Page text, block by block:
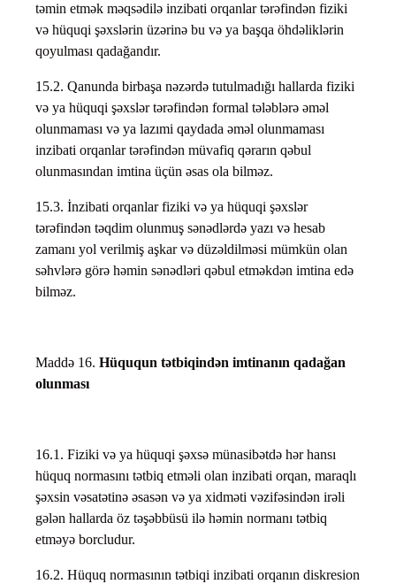
təmin etmək məqsədilə inzibati orqanlar tərəfindən fiziki
və hüquqi şəxslərin üzərinə bu və ya başqa öhdəliklərin
qoyulması qadağandır.
15.2. Qanunda birbaşa nəzərdə tutulmadığı hallarda fiziki
və ya hüquqi şəxslər tərəfindən formal tələblərə əməl
olunmaması və ya lazımi qaydada əməl olunmaması
inzibati orqanlar tərəfindən müvafiq qərarın qəbul
olunmasından imtina üçün əsas ola bilməz.
15.3. İnzibati orqanlar fiziki və ya hüquqi şəxslər
tərəfindən təqdim olunmuş sənədlərdə yazı və hesab
zamanı yol verilmiş aşkar və düzəldilməsi mümkün olan
səhvlərə görə həmin sənədləri qəbul etməkdən imtina edə
bilməz.
Maddə 16. Hüququn tətbiqindən imtinanın qadağan
olunması
16.1. Fiziki və ya hüquqi şəxsə münasibətdə hər hansı
hüquq normasını tətbiq etməli olan inzibati orqan, maraqlı
şəxsin vəsatətinə əsasən və ya xidməti vəzifəsindən irəli
gələn hallarda öz təşəbbüsü ilə həmin normanı tətbiq
etməyə borcludur.
16.2. Hüquq normasının tətbiqi inzibati orqanın diskresion